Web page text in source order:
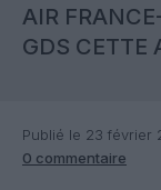
AIR
GDS CETTE
Publié le 23 février
0 commentaire